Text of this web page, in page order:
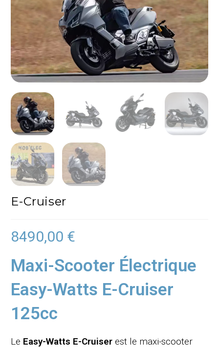
E-Cruiser
8490,00 €
Maxi-Scooter Électrique
Easy-Watts E-Cruiser
125cc
Le Easy-Watts E-Cruiser est le maxi-scooter